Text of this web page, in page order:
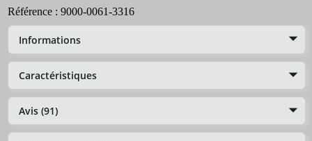
Référence : 9000-0061-3316
Informations
Caractéristiques
Avis (91)